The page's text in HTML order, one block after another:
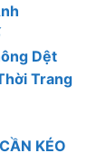
Dệt
Trang
KÉO